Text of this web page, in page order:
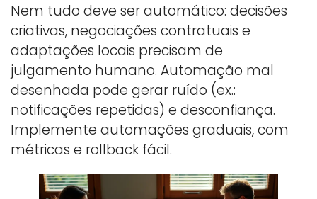
Nem tudo deve ser automático: decisões
criativas, negociações contratuais e
adaptações locais precisam de
julgamento humano. Automação mal
desenhada pode gerar ruído (ex.:
notificações repetidas) e desconfiança.
Implemente automações graduais, com
métricas e rollback fácil.